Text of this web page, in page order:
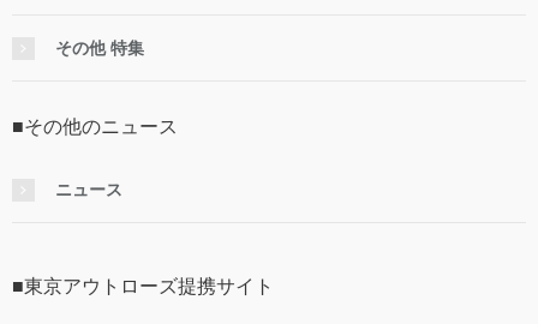
その他 特集
■その他のニュース
ニュース
■東京アウトローズ提携サイト